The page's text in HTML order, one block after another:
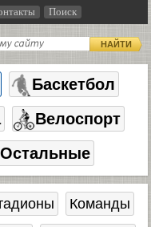
Поиск
НАЙТИ
Баскетбол
Велоспорт
Остальные
Команды